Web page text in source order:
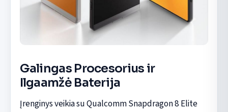
Galingas Procesorius ir
Ilgaamžė Baterija
Įrenginys veikia su Qualcomm Snapdragon 8 Elite